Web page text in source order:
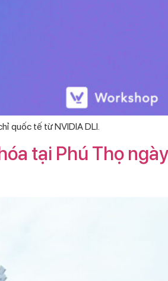
quốc tế từ NVIDIA DLI.
tại Phú Thọ ngày